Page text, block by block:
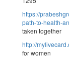
https://
path-to-health-
taken together
http://
for women